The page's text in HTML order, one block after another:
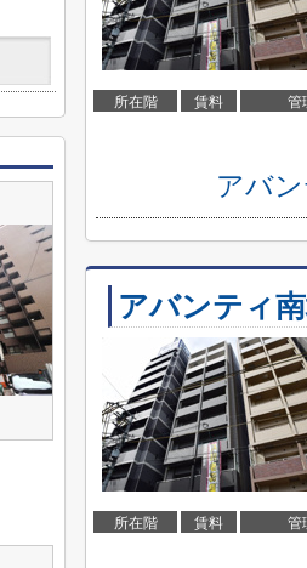
所在階 賃料 管
アバ
アバンティ
所在階 賃料 管